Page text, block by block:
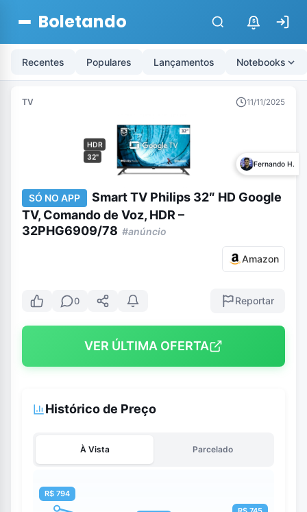
Boletando $
Recentes Populares Lançamentos Notebooks
TV 11/11/2025
HDR
32"
Fernando H.
SÓ NO APP
Smart TV Philips 32″ HD Google
TV, Comando de Voz, HDR –
32PHG6909/78 #anúncio
Amazon
0 Reportar
VER ÚLTIMA OFERTA
Histórico de Preço
À Vista Parcelado